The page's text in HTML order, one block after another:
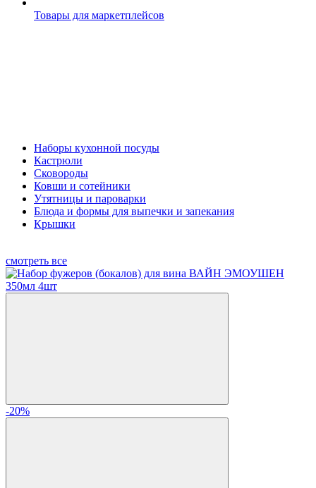
Товары для маркетплейсов
Наборы кухонной посуды
Кастрюли
Сковороды
Ковши и сотейники
Утятницы и пароварки
Блюда и формы для выпечки и запекания
Крышки
смотреть все
-20%